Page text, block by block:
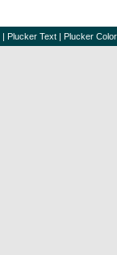
| Plucker Text | Plucker Color